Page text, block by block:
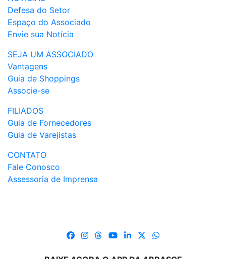
Defesa do Setor
Espaço do Associado
Envie sua Notícia
SEJA UM ASSOCIADO
Vantagens
Guia de Shoppings
Associe-se
FILIADOS
Guia de Fornecedores
Guia de Varejistas
CONTATO
Fale Conosco
Assessoria de Imprensa